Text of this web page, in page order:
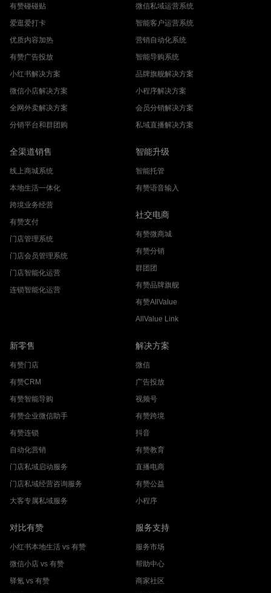
有赞碰碰贴
爱逛爱打卡
优质内容加热
有赞广告投放
小红书解决方案
微信小店解决方案
全网外卖解决方案
分销平台和群团购
微信私域运营系统
智能客户运营系统
营销自动化系统
智能导购系统
品牌旗舰解决方案
小程序解决方案
会员分销解决方案
私域直播解决方案
全渠道销售
线上商城系统
本地生活一体化
跨境业务经营
有赞支付
门店管理系统
门店会员管理系统
门店智能化运营
连锁智能化运营
智能升级
智能托管
有赞语音输入
社交电商
有赞微商城
有赞分销
群团团
有赞品牌旗舰
有赞AllValue
AllValue Link
新零售
有赞门店
有赞CRM
有赞智能导购
有赞企业微信助手
有赞连锁
自动化营销
门店私域启动服务
门店私域经营咨询服务
大客专属私域服务
解决方案
微信
广告投放
视频号
有赞跨境
抖音
有赞教育
直播电商
有赞公益
小程序
对比有赞
小红书本地生活 vs 有赞
微信小店 vs 有赞
驿氪 vs 有赞
服务支持
服务市场
帮助中心
商家社区